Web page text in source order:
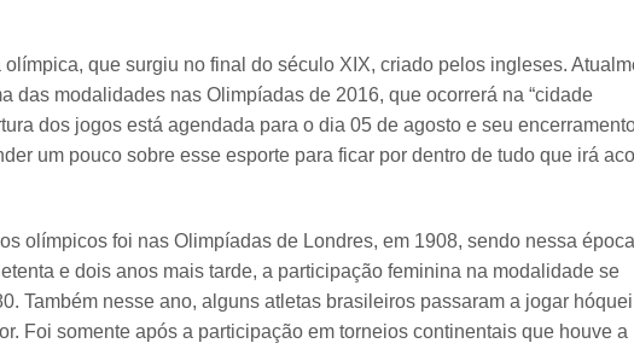
que surgiu no final do século XIX, criado pelos ingleses.
das modalidades nas Olimpíadas de 2016, que ocorrerá na “cidade
dos jogos está agendada para o dia 05 de agosto e seu
um pouco sobre esse esporte para ficar por dentro de tudo que irá
olímpicos foi nas Olimpíadas de Londres, em 1908, sendo nessa
e dois anos mais tarde, a participação feminina na modalidade se
Também nesse ano, alguns atletas brasileiros passaram a jogar
Foi somente após a participação em torneios continentais que houve a